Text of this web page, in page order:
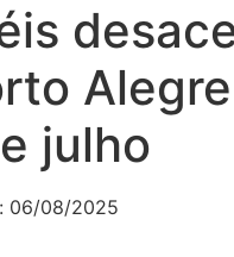
julho
06/08/2025